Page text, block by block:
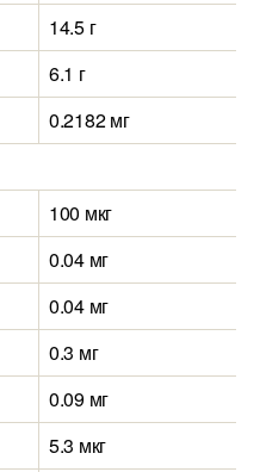
14.5 г
6.1 г
0.2182 мг
100 мкг
0.04 мг
0.04 мг
0.3 мг
0.09 мг
5.3 мкг